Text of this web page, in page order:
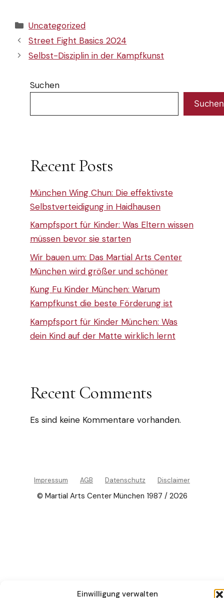
Einwilligung verwalten
Kategorien
Uncategorized
Street Fight Basics 2024
Selbst-Disziplin in der Kampfkunst
Suchen
Suchen
Recent Posts
München Wing Chun: Die effektivste
Selbstverteidigung in Haidhausen
Kampfsport für Kinder: Was Eltern wissen
müssen bevor sie starten
Wir bauen um: Das Martial Arts Center
München wird größer und schöner
Kung Fu Kinder München: Warum
Kampfkunst die beste Förderung ist
Kampfsport für Kinder München: Was
dein Kind auf der Matte wirklich lernt
Recent Comments
Es sind keine Kommentare vorhanden.
Impressum AGB Datenschutz Disclaimer
© Martial Arts Center München 1987 / 2026